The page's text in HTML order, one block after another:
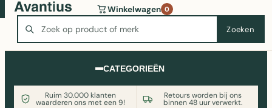
Zoeken
Winkelwagen 0
CATEGORIEËN
Ruim 30.000 klanten
waarderen ons met een 9!
Retours worden bij ons
binnen 48 uur verwerkt.
Wasmachine of koelkast nodig? Vergelijk alle prijzen op
Witgoedaanbod.nl